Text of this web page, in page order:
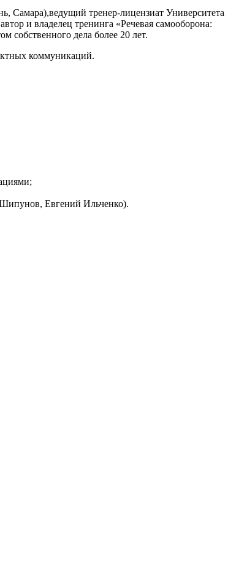
Самара),ведущий тренер-лицензиат Университета
и владелец тренинга «Речевая самооборона:
собственного дела более 20 лет.
коммуникаций.
Шипунов, Евгений Ильченко).